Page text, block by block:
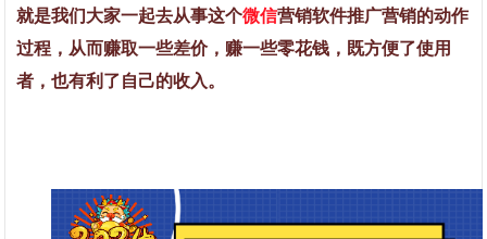
就是我们大家一起去从事这个微信营销软件推广营销的动作
过程，从而赚取一些差价，赚一些零花钱，既方便了使用
者，也有利了自己的收入。